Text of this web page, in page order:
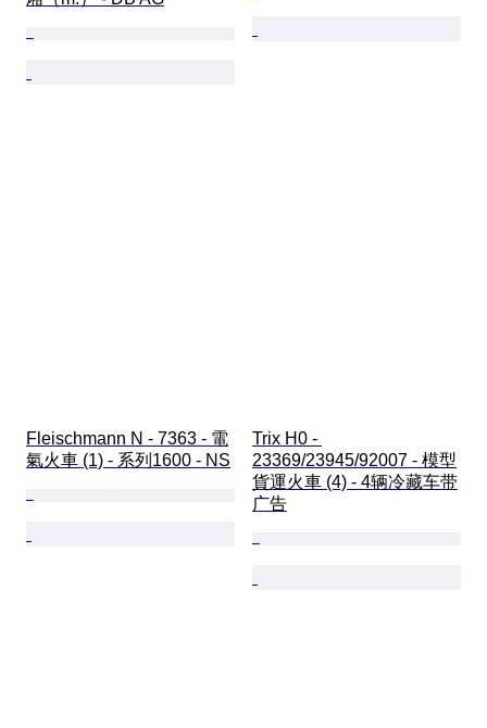
Fleischmann N - 7363 - 電
氣火車 (1) - 系列1600 - NS
Trix H0 -
23369/23945/92007 - 模型
貨運火車 (4) - 4辆冷藏车带
广告